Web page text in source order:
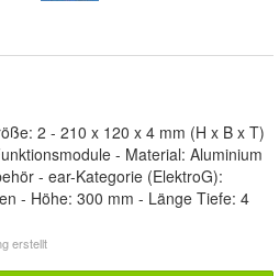
2 - 210 x 120 x 4 mm (H x B x T)
- Material: Aluminium
- ear-Kategorie (ElektroG):
- Höhe: 300 mm - Länge Tiefe: 4
erstellt